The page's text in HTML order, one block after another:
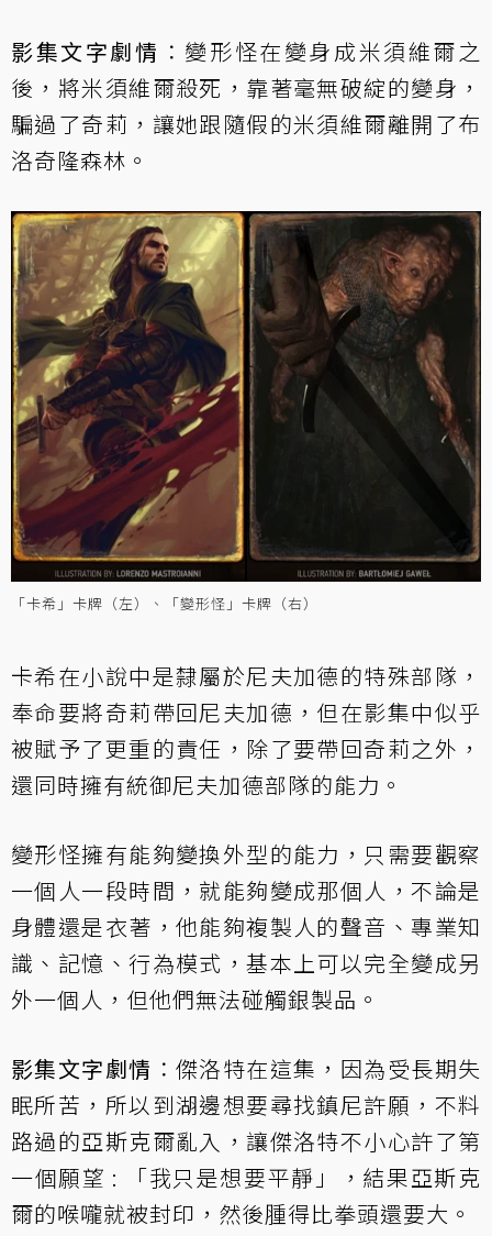
影集文字劇情 ：變形怪在變身成米須維爾之
後，將米須維爾殺死，靠著毫無破綻的變身，
騙過了奇莉，讓她跟隨假的米須維爾離開了布
洛奇隆森林。
「卡希」卡牌（左）、「變形怪」卡牌（右）
卡希在小說中是隸屬於尼夫加德的特殊部隊，
奉命要將奇莉帶回尼夫加德，但在影集中似乎
被賦予了更重的責任，除了要帶回奇莉之外，
還同時擁有統御尼夫加德部隊的能力。
變形怪擁有能夠變換外型的能力，只需要觀察
一個人一段時間，就能夠變成那個人，不論是
身體還是衣著，他能夠複製人的聲音、專業知
識、記憶、行為模式，基本上可以完全變成另
外一個人，但他們無法碰觸銀製品。
影集文字劇情 ：傑洛特在這集，因為受長期失
眠所苦，所以到湖邊想要尋找鎮尼許願，不料
路過的亞斯克爾亂入，讓傑洛特不小心許了第
一個願望 : 「我只是想要平靜」，結果亞斯克
爾的喉嚨就被封印，然後腫得比拳頭還要大。